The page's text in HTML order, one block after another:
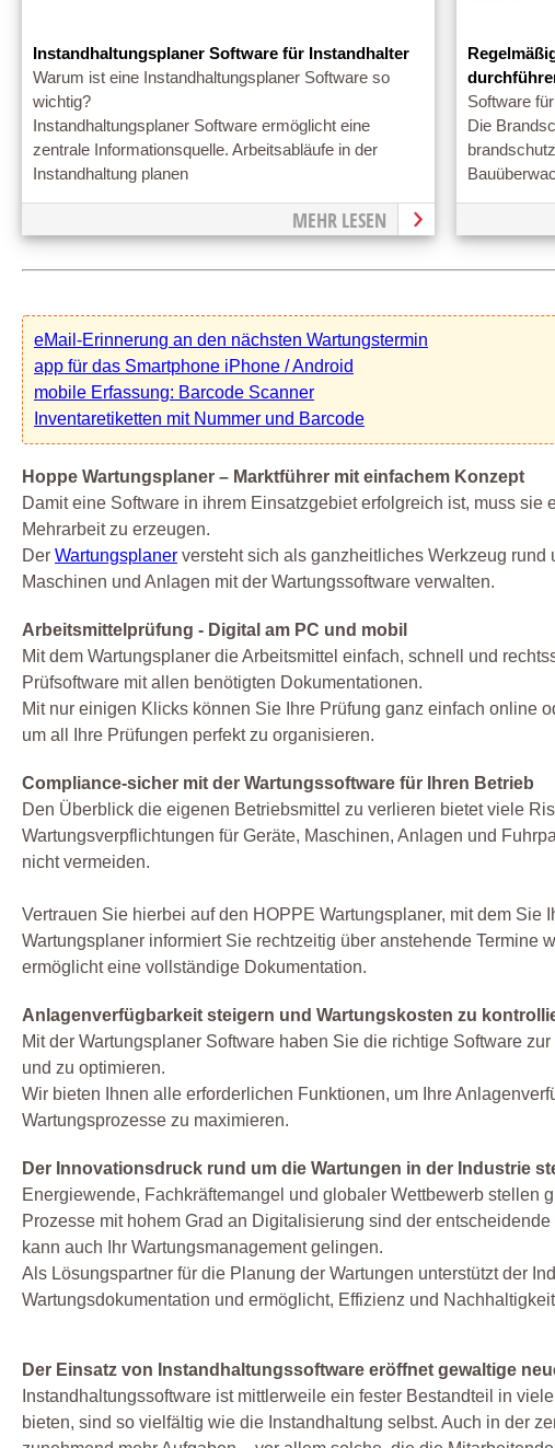
Instandhaltungsplaner Software für Instandhalter
Warum ist eine Instandhaltungsplaner Software so
wichtig?
Instandhaltungsplaner Software ermöglicht eine
zentrale Informationsquelle. Arbeitsabläufe in der
Instandhaltung planen
MEHR LESEN
Software
Die
eMail-Erinnerung an den nächsten Wartungstermin
app für das Smartphone iPhone / Android
mobile Erfassung: Barcode Scanner
Inventaretiketten mit Nummer und Barcode
Hoppe Wartungsplaner – Marktführer mit einfachem Konzept
Damit eine Software in ihrem Einsatzgebiet erfolgreich ist, muss
Mehrarbeit zu erzeugen.
Der Wartungsplaner versteht sich als ganzheitliches Werkzeug rund
Maschinen und Anlagen mit der Wartungssoftware verwalten.
Arbeitsmittelprüfung - Digital am PC und mobil
Mit dem Wartungsplaner die Arbeitsmittel einfach, schnell und
Prüfsoftware mit allen benötigten Dokumentationen.
Mit nur einigen Klicks können Sie Ihre Prüfung ganz einfach online
um all Ihre Prüfungen perfekt zu organisieren.
Compliance-sicher mit der Wartungssoftware für Ihren Betrieb
Den Überblick die eigenen Betriebsmittel zu verlieren bietet viele
Wartungsverpflichtungen für Geräte, Maschinen, Anlagen und
nicht vermeiden.
Vertrauen Sie hierbei auf den HOPPE Wartungsplaner, mit dem Sie
Wartungsplaner informiert Sie rechtzeitig über anstehende Termine
ermöglicht eine vollständige Dokumentation.
Anlagenverfügbarkeit steigern und Wartungskosten zu
Mit der Wartungsplaner Software haben Sie die richtige Software
und zu optimieren.
Wir bieten Ihnen alle erforderlichen Funktionen, um Ihre
Wartungsprozesse zu maximieren.
Der Innovationsdruck rund um die Wartungen in der Industrie
Energiewende, Fachkräftemangel und globaler Wettbewerb
Prozesse mit hohem Grad an Digitalisierung sind der
kann auch Ihr Wartungsmanagement gelingen.
Als Lösungspartner für die Planung der Wartungen unterstützt der
Wartungsdokumentation und ermöglicht, Effizienz und
Der Einsatz von Instandhaltungssoftware eröffnet gewaltige
Instandhaltungssoftware ist mittlerweile ein fester Bestandteil in
bieten, sind so vielfältig wie die Instandhaltung selbst. Auch in der